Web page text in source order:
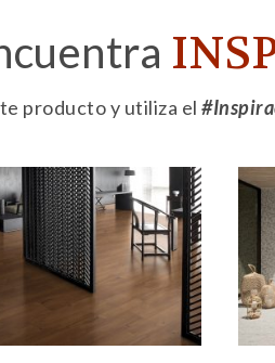
producto y utiliza el